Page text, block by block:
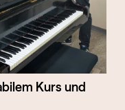
Kurs und